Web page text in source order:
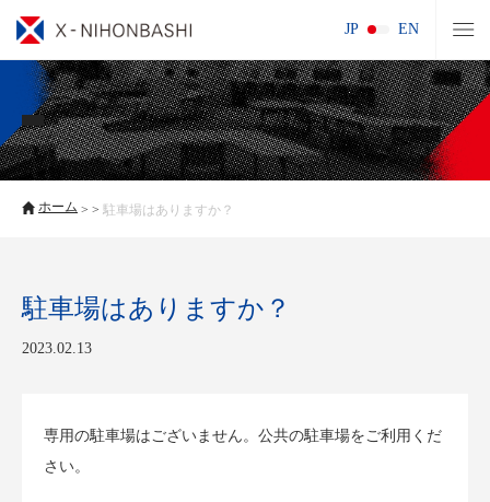
JP EN
ホーム > > 駐車場はありますか？
駐車場はありますか？
2023.02.13
専用の駐車場はございません。公共の駐車場をご利用くだ
さい。